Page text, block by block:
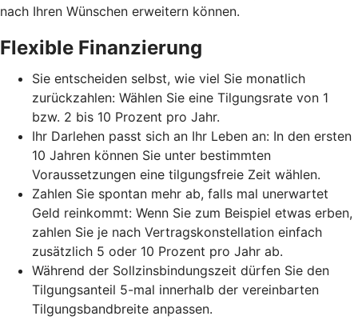
nach Ihren Wünschen erweitern können.
Flexible Finanzierung
Sie entscheiden selbst, wie viel Sie monatlich
zurückzahlen: Wählen Sie eine Tilgungsrate von 1
bzw. 2 bis 10 Prozent pro Jahr.
Ihr Darlehen passt sich an Ihr Leben an: In den ersten
10 Jahren können Sie unter bestimmten
Voraussetzungen eine tilgungsfreie Zeit wählen.
Zahlen Sie spontan mehr ab, falls mal unerwartet
Geld reinkommt: Wenn Sie zum Beispiel etwas erben,
zahlen Sie je nach Vertragskonstellation einfach
zusätzlich 5 oder 10 Prozent pro Jahr ab.
Während der Sollzinsbindungszeit dürfen Sie den
Tilgungsanteil 5-mal innerhalb der vereinbarten
Tilgungsbandbreite anpassen.